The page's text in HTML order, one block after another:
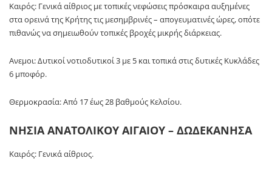
Καιρός: Γενικά αίθριος με τοπικές νεφώσεις πρόσκαιρα αυξημένες
στα ορεινά της Κρήτης τις μεσημβρινές – απογευματινές ώρες, οπότε
πιθανώς να σημειωθούν τοπικές βροχές μικρής διάρκειας.
Ανεμοι: Δυτικοί νοτιοδυτικοί 3 με 5 και τοπικά στις δυτικές Κυκλάδες
6 μποφόρ.
Θερμοκρασία: Από 17 έως 28 βαθμούς Κελσίου.
ΝΗΣΙΑ ΑΝΑΤΟΛΙΚΟΥ ΑΙΓΑΙΟΥ – ΔΩΔΕΚΑΝΗΣΑ
Καιρός: Γενικά αίθριος.